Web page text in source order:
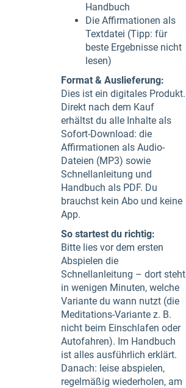
Handbuch
Die Affirmationen als
Textdatei (Tipp: für
beste Ergebnisse nicht
lesen)
Format & Auslieferung:
Dies ist ein digitales Produkt.
Direkt nach dem Kauf
erhältst du alle Inhalte als
Sofort-Download: die
Affirmationen als Audio-
Dateien (MP3) sowie
Schnellanleitung und
Handbuch als PDF. Du
brauchst kein Abo und keine
App.
So startest du richtig:
Bitte lies vor dem ersten
Abspielen die
Schnellanleitung – dort steht
in wenigen Minuten, welche
Variante du wann nutzt (die
Meditations-Variante z. B.
nicht beim Einschlafen oder
Autofahren). Im Handbuch
ist alles ausführlich erklärt.
Danach: leise abspielen,
regelmäßig wiederholen, am